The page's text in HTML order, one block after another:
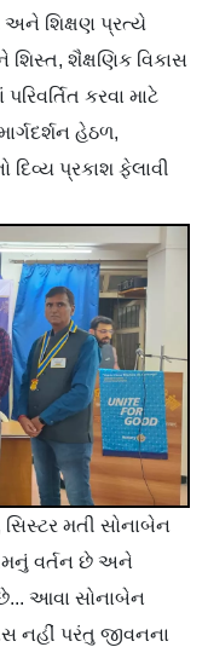
અને શિક્ષણ પ્રત્યે
શૈક્ષણિક વિકાસ
કરવા માટે
હેઠળ,
દિવ્ય પ્રકાશ ફેલાવી
મતી સોનાબેન
વર્તન છે અને
આવા સોનાબેન
નહીં પરંતુ જીવનના